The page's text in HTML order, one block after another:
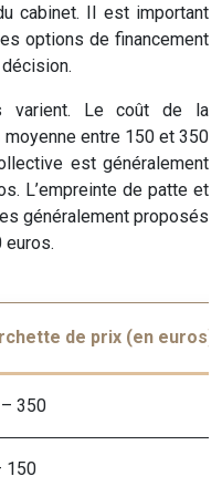
cabinet. Il est important
options de financement
varient. Le coût de la
entre 150 et 350
est généralement
L’empreinte de patte et
généralement proposés
euros.
de prix (en euros)
350
150